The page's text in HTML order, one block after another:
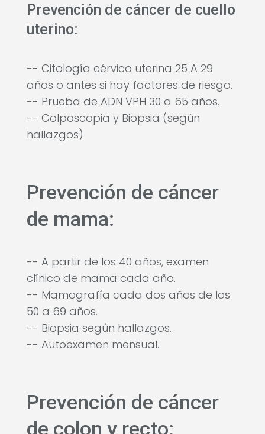
Prevención de cáncer de cuello
uterino:
-- Citología cérvico uterina 25 A 29
años o antes si hay factores de riesgo.
-- Prueba de ADN VPH 30 a 65 años.
-- Colposcopia y Biopsia (según
hallazgos)
Prevención de cáncer
de mama:
-- A partir de los 40 años, examen
clínico de mama cada año.
-- Mamografía cada dos años de los
50 a 69 años.
-- Biopsia según hallazgos.
-- Autoexamen mensual.
Prevención de cáncer
de colon y recto: